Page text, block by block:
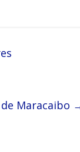
Maracaibo